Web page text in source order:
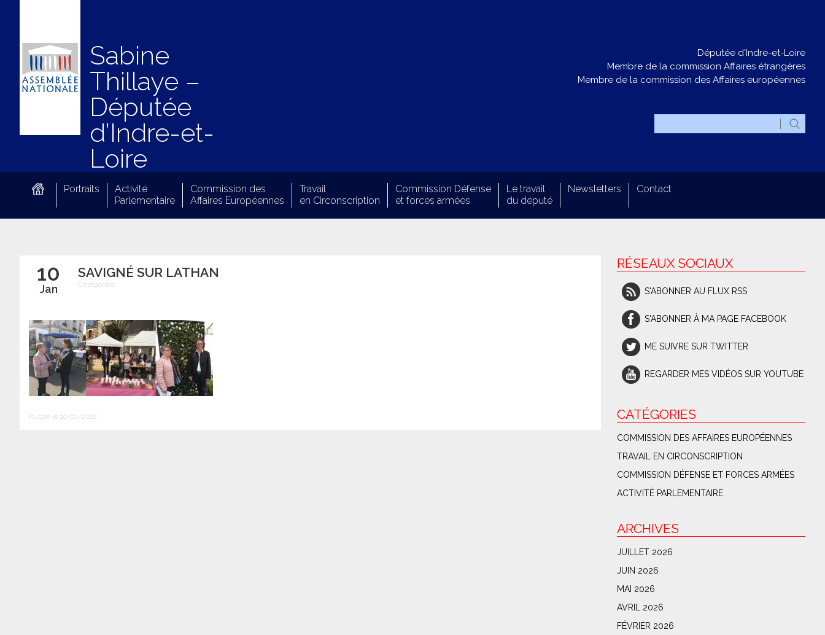
Sabine
Thillaye –
Députée
d’Indre-et-
Loire
Députée d'Indre-et-Loire
Membre de la commission Affaires étrangères
Membre de la commission des Affaires européennes
Portraits
Activité
Parlementaire
Commission des
Affaires Européennes
Travail
en Circonscription
Commission Défense
et forces armées
Le travail
du député
Newsletters Contact
10
Jan
SAVIGNÉ SUR LATHAN
Catégories :
Publié le 10/01/2018
RÉSEAUX SOCIAUX
S'ABONNER AU FLUX RSS
S'ABONNER À MA PAGE FACEBOOK
ME SUIVRE SUR TWITTER
REGARDER MES VIDÉOS SUR YOUTUBE
CATÉGORIES
COMMISSION DES AFFAIRES EUROPÉENNES
TRAVAIL EN CIRCONSCRIPTION
COMMISSION DÉFENSE ET FORCES ARMÉES
ACTIVITÉ PARLEMENTAIRE
ARCHIVES
JUILLET 2026
JUIN 2026
MAI 2026
AVRIL 2026
FÉVRIER 2026